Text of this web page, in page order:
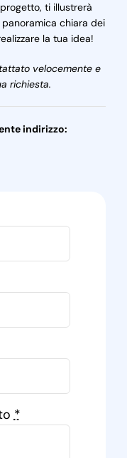
ti illustrerà
panoramica chiara dei
la tua idea!
velocemente e
richiesta.
indirizzo:
*